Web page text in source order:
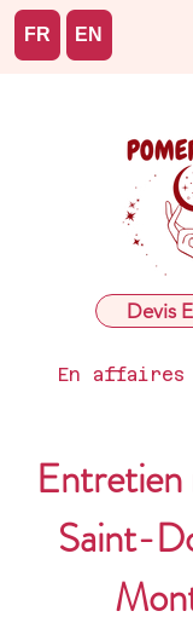
Devis
En affaires
FR EN
Entretien
Saint-